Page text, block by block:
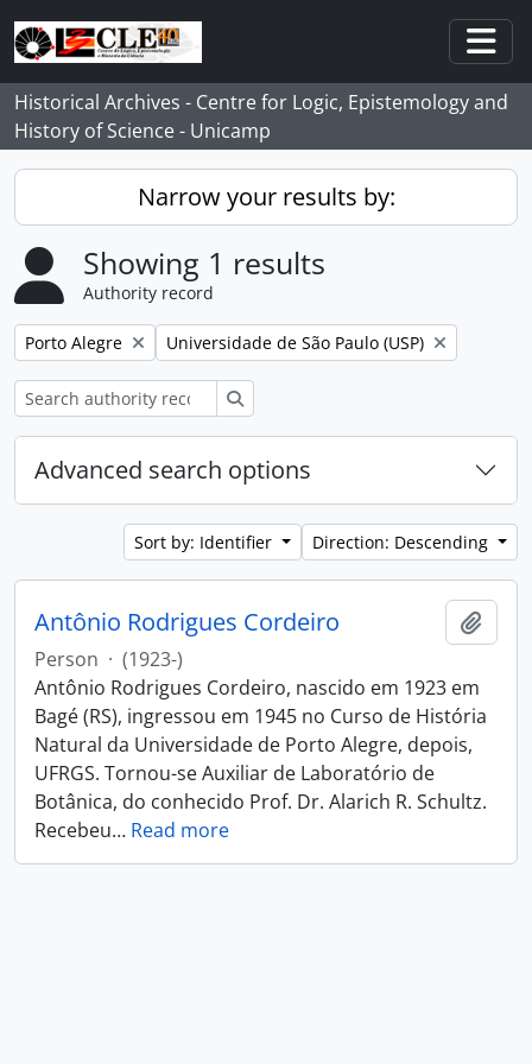
Skip to main content
Historical Archives - Centre for Logic, Epistemology and
History of Science - Unicamp
Narrow your results by:
Showing 1 results
Authority record
Remove filter:
Porto Alegre Remove filter:
Universidade de São Paulo (USP)
Advanced search options
Sort by: Identifier Direction: Descending
Antônio Rodrigues Cordeiro
Person · (1923-)
Antônio Rodrigues Cordeiro, nascido em 1923 em
Bagé (RS), ingressou em 1945 no Curso de História
Natural da Universidade de Porto Alegre, depois,
UFRGS. Tornou-se Auxiliar de Laboratório de
Botânica, do conhecido Prof. Dr. Alarich R. Schultz.
Recebeu… Read more